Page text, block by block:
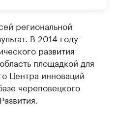
региональной
В 2014 году
развития
площадкой для
Центра инноваций
череповецкого